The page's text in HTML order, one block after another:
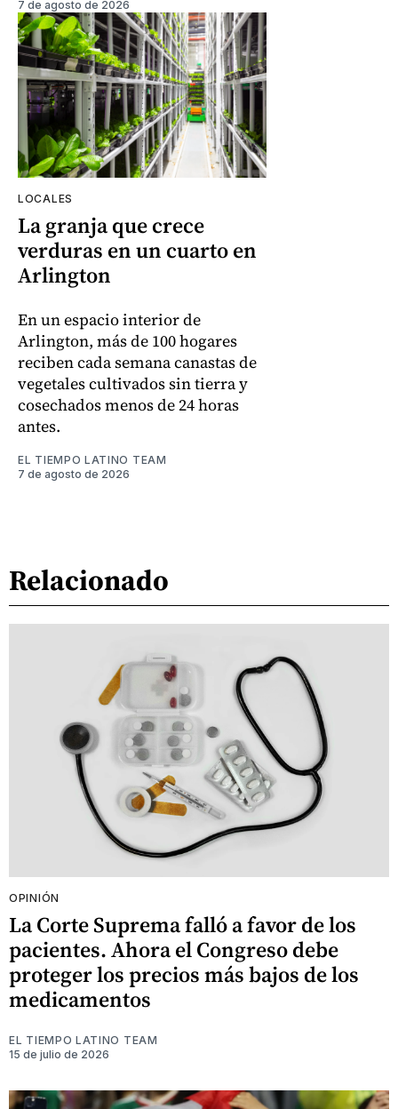
7 de agosto de 2026
LOCALES
La granja que crece
verduras en un cuarto en
Arlington
En un espacio interior de
Arlington, más de 100 hogares
reciben cada semana canastas de
vegetales cultivados sin tierra y
cosechados menos de 24 horas
antes.
EL TIEMPO LATINO TEAM
7 de agosto de 2026
Relacionado
OPINIÓN
La Corte Suprema falló a favor de los
pacientes. Ahora el Congreso debe
proteger los precios más bajos de los
medicamentos
EL TIEMPO LATINO TEAM
15 de julio de 2026